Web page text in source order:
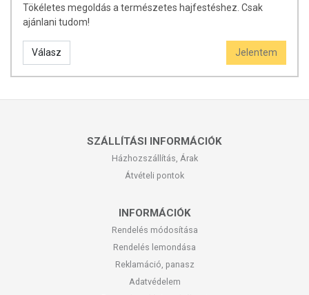
Azadirachta indica (neem).
Forgalmazó:
Tökéletes megoldás a természetes hajfestéshez. Csak
ajánlani tudom!
Válasz Jelentem
SZÁLLÍTÁSI INFORMÁCIÓK
Házhozszállítás, Árak
Átvételi pontok
INFORMÁCIÓK
Rendelés módosítása
Rendelés lemondása
Reklamáció, panasz
Adatvédelem